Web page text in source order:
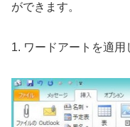
ができます。
1. ワードアートを適用